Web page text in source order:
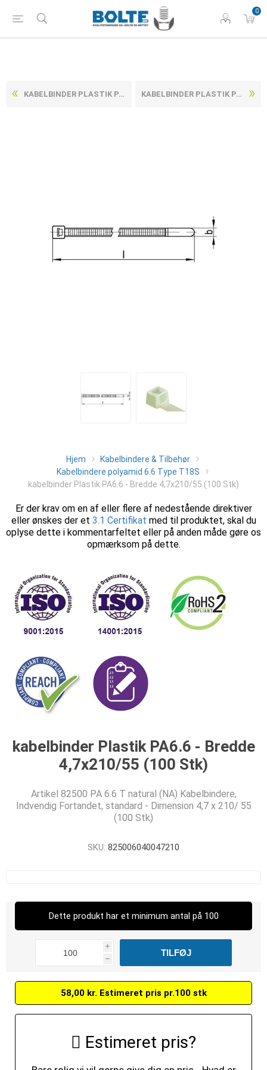
0
KABELBINDER PLASTIK PA6.6 - BREDDE 4,6X390/108 (100 STK) KABELBINDER PLASTIK PA6.6 - BREDDE 4,7X300/85 (100 STK)
Hjem
Kabelbindere & Tilbehør
Kabelbindere polyamid 6.6 Type T18S
kabelbinder Plastik PA6.6 - Bredde 4,7x210/55 (100 Stk)
Er der krav om en af eller flere af nedestående direktiver
eller ønskes der et 3.1 Certifikat med til produktet, skal du
oplyse dette i kommentarfeltet eller på anden måde gøre os
opmærksom på dette.
kabelbinder Plastik PA6.6 - Bredde
4,7x210/55 (100 Stk)
Artikel 82500 PA 6.6 T natural (NA) Kabelbindere,
Indvendig Fortandet, standard - Dimension 4,7 x 210/ 55
(100 Stk)
SKU: 825006040047210
Dette produkt har et minimum antal på 100
i
h
58,00 kr. Estimeret pris pr.100 stk
Estimeret pris?